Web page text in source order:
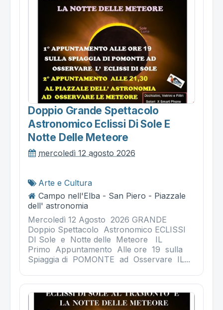
Doppio Grande Spettacolo
Astronomico Eclissi Di Sole E
Notte Delle Meteore
mercoledì 12 agosto 2026
Arte e Cultura
Campo nell'Elba - San Piero - Piazzale
dell' astronomia
Mercoledì 12 Agosto 2026 GRANDE
Doppio Spettacolo Astronomico ECLISSI
DI Sole e Notte delle Meteore IL
Primo Appuntamento Alle ore 19 sulla
Spiaggia di POMONTE ad Osservare IL...